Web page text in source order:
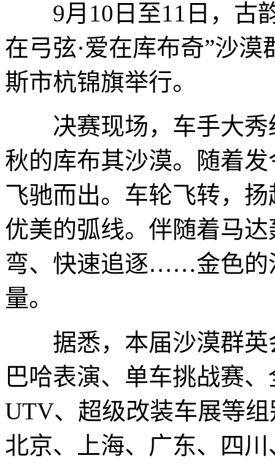
9月10日至11日，古韵
在弓弦·爱在库布奇”沙
斯市杭锦旗举行。
决赛现场，车手大秀
秋的库布其沙漠。随着
飞驰而出。车轮飞转，
优美的弧线。伴随着马
弯、快速追逐……金色的
量。
据悉，本届沙漠群英
巴哈表演、单车挑战赛
UTV、超级改装车展等
北京、上海、广东、四